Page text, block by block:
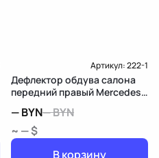
Артикул:222-1
Дефлектор обдува салона
передний правый Mercedes-
—BYN—BYN
~ — $
В корзину